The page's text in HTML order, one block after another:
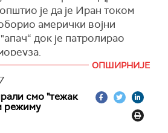
"преферира језик
да, како је навео, "уме да
је да је Иран током
амерички војни
док је патролирао
од наше војске да су
један од наших високо
‘апач’ током
мореуза. У летелици
ОПШИРНИЈЕ
смо "тежак
режиму